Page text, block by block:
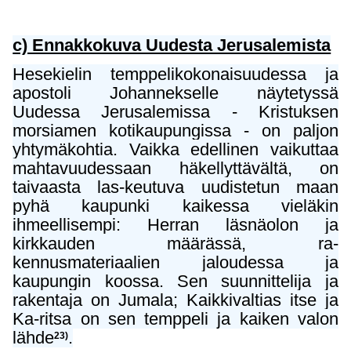
c) Ennakkokuva Uudesta Jerusalemista
Hesekielin temppelikokonaisuudessa ja
apostoli Johannekselle näytetyssä
Uudessa Jerusalemissa - Kristuksen
morsiamen kotikaupungissa - on paljon
yhtymäkohtia. Vaikka edellinen vaikuttaa
mahtavuudessaan häkellyttävältä, on
taivaasta las-keutuva uudistetun maan
pyhä kaupunki kaikessa vieläkin
ihmeellisempi: Herran läsnäolon ja
kirkkauden määrässä, ra-
kennusmateriaalien jaloudessa ja
kaupungin koossa. Sen suunnittelija ja
rakentaja on Jumala; Kaikkivaltias itse ja
Ka-ritsa on sen temppeli ja kaiken valon
lähde23).